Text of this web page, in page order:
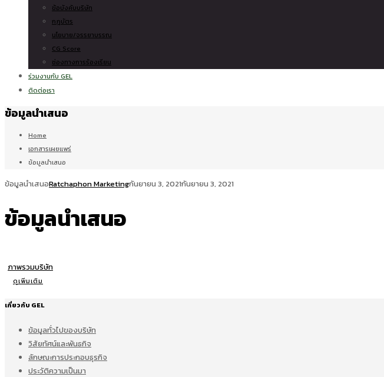
ข้อบังคับบริษัท
กฎบัตร
นโยบาย/จรรยาบรรณ
CG Score
ช่องทางการร้องเรียน
ร่วมงานกับ GEL
ติดต่อเรา
ข้อมูลนำเสนอ
Home
เอกสารเผยแพร่
ข้อมูลนำเสนอ
ข้อมูลนำเสนอRatchaphon Marketingกันยายน 3, 2021กันยายน 3, 2021
ข้อมูลนำเสนอ
ภาพรวมบริษัท
ดูเพิ่มเติม
เกี่ยวกับ GEL
ข้อมูลทั่วไปของบริษัท
วิสัยทัศน์และพันธกิจ
ลักษณะการประกอบธุรกิจ
ประวัติความเป็นมา